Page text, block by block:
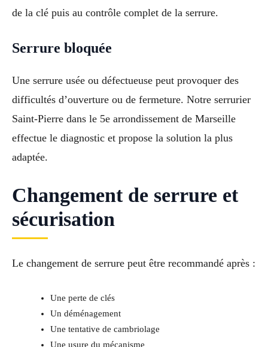
de la clé puis au contrôle complet de la serrure.
Serrure bloquée
Une serrure usée ou défectueuse peut provoquer des
difficultés d’ouverture ou de fermeture. Notre serrurier
Saint-Pierre dans le 5e arrondissement de Marseille
effectue le diagnostic et propose la solution la plus
adaptée.
Changement de serrure et
sécurisation
Le changement de serrure peut être recommandé après :
Une perte de clés
Un déménagement
Une tentative de cambriolage
Une usure du mécanisme